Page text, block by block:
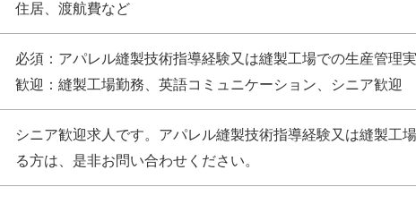
住居、渡航費など
必須：アパレル縫製技術指導経験又は縫製工場での生産管理
歓迎：縫製工場勤務、英語コミュニケーション、シニア歓迎
シニア歓迎求人です。アパレル縫製技術指導経験又は縫製工
る方は、是非お問い合わせください。